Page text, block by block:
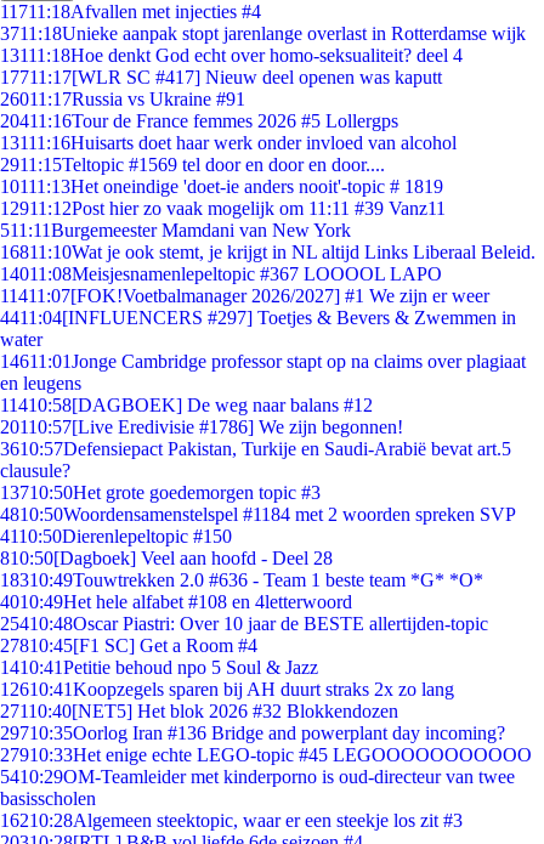
11711:18Afvallen met injecties #4
3711:18Unieke aanpak stopt jarenlange overlast in Rotterdamse wijk
13111:18Hoe denkt God echt over homo-seksualiteit? deel 4
17711:17[WLR SC #417] Nieuw deel openen was kaputt
26011:17Russia vs Ukraine #91
20411:16Tour de France femmes 2026 #5 Lollergps
13111:16Huisarts doet haar werk onder invloed van alcohol
2911:15Teltopic #1569 tel door en door en door....
10111:13Het oneindige 'doet-ie anders nooit'-topic # 1819
12911:12Post hier zo vaak mogelijk om 11:11 #39 Vanz11
511:11Burgemeester Mamdani van New York
16811:10Wat je ook stemt, je krijgt in NL altijd Links Liberaal Beleid.
14011:08Meisjesnamenlepeltopic #367 LOOOOL LAPO
11411:07[FOK!Voetbalmanager 2026/2027] #1 We zijn er weer
4411:04[INFLUENCERS #297] Toetjes & Bevers & Zwemmen in
water
14611:01Jonge Cambridge professor stapt op na claims over plagiaat
en leugens
11410:58[DAGBOEK] De weg naar balans #12
20110:57[Live Eredivisie #1786] We zijn begonnen!
3610:57Defensiepact Pakistan, Turkije en Saudi-Arabië bevat art.5
clausule?
13710:50Het grote goedemorgen topic #3
4810:50Woordensamenstelspel #1184 met 2 woorden spreken SVP
4110:50Dierenlepeltopic #150
810:50[Dagboek] Veel aan hoofd - Deel 28
18310:49Touwtrekken 2.0 #636 - Team 1 beste team *G* *O*
4010:49Het hele alfabet #108 en 4letterwoord
25410:48Oscar Piastri: Over 10 jaar de BESTE allertijden-topic
27810:45[F1 SC] Get a Room #4
1410:41Petitie behoud npo 5 Soul & Jazz
12610:41Koopzegels sparen bij AH duurt straks 2x zo lang
27110:40[NET5] Het blok 2026 #32 Blokkendozen
29710:35Oorlog Iran #136 Bridge and powerplant day incoming?
27910:33Het enige echte LEGO-topic #45 LEGOOOOOOOOOOO
5410:29OM-Teamleider met kinderporno is oud-directeur van twee
basisscholen
16210:28Algemeen steektopic, waar er een steekje los zit #3